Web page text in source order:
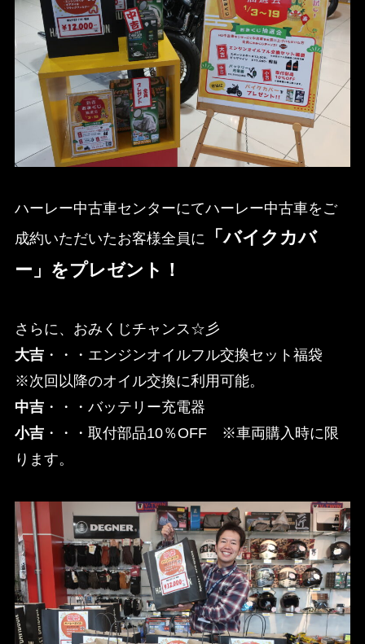
ハーレー中古車センターにてハーレー中古車をご
成約いただいたお客様全員に
「バイクカバ
ー」をプレゼント！
さらに、おみくじチャンス☆彡
大吉・・・エンジンオイルフル交換セット福袋
※次回以降のオイル交換に利用可能。
中吉・・・バッテリー充電器
小吉・・・取付部品10％OFF ※車両購入時に限
ります。